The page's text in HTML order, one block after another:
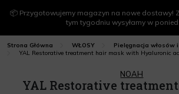
📦 Przygotowujemy magazyn na nowe dostawy!
tym tygodniu wysyłamy w
Strona Główna WŁOSY
Pielęgnacja włosów
YAL Restorative treatment hair mask with Hyaluronic
NOAH
YAL Restorative